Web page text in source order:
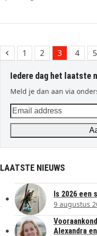
Previous
Page
1 Page
2 Page
3 Page
4 5
Iedere dag het laatste
Meld je dan aan via
Email
address
LAATSTE NIEUWS
Is 2026 een
9 augustus
Alexandra